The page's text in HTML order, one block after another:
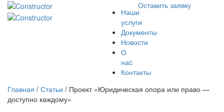
Наши
услуги
Документы
Новости
О
наc
Контакты
Оставить заявку
Главная / Статьи / Проект «Юридическая опора или право —
доступно каждому»